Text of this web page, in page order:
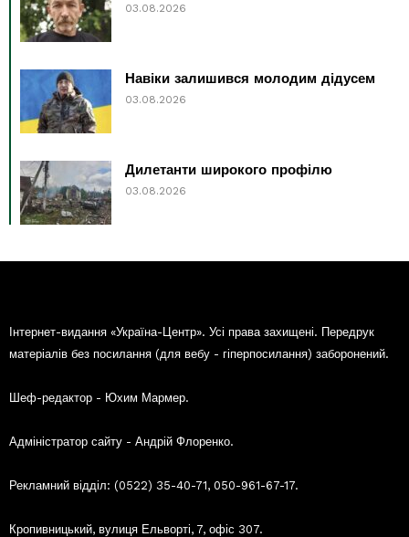
03.08.2026
Навіки залишився молодим дідусем
03.08.2026
Дилетанти широкого профілю
03.08.2026
Інтернет-видання «Україна-Центр». Усі права захищені. Передрук
матеріалів без посилання (для вебу - гіперпосилання) заборонений.
Шеф-редактор - Юхим Мармер.
Адміністратор сайту - Андрій Флоренко.
Рекламний відділ: (0522) 35-40-71, 050-961-67-17.
Кропивницький, вулиця Ельворті, 7, офіс 307.